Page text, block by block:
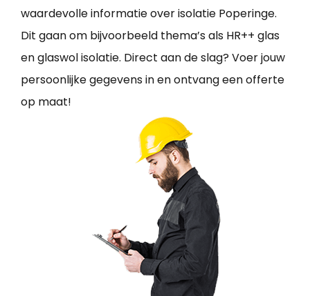
waardevolle informatie over isolatie Poperinge.
Dit gaan om bijvoorbeeld thema’s als HR++ glas
en glaswol isolatie. Direct aan de slag? Voer jouw
persoonlijke gegevens in en ontvang een offerte
op maat!